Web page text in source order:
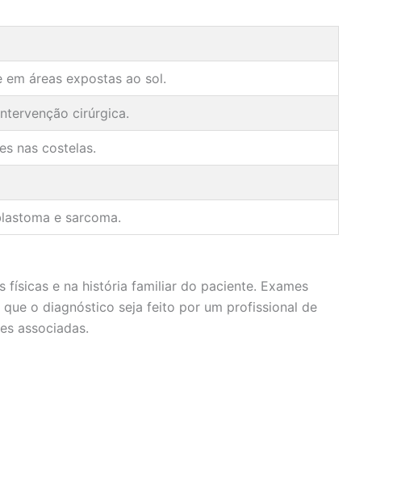
áreas expostas ao sol.
cirúrgica.
nas costelas.
e sarcoma.
e na história familiar do paciente. Exames
o diagnóstico seja feito por um profissional de
associadas.